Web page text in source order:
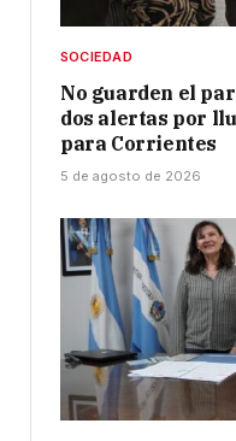
SOCIEDAD
No guarden el
dos alertas por
para Corrientes
5 de agosto de 2026